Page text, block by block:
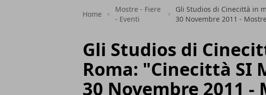
Home
Mostre - Fiere
- Eventi
Gli Studios di Cinecittà in
30 Novembre 2011 -
Gli Studios di
Roma: "Cinecittà SI
30 Novembre 2011 -